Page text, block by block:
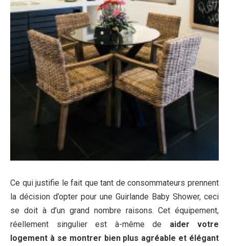
Ce qui justifie le fait que tant de consommateurs prennent
la décision d’opter pour une Guirlande Baby Shower, ceci
se doit à d’un grand nombre raisons. Cet équipement,
réellement singulier est à-même de aider votre
logement à se montrer bien plus agréable et élégant